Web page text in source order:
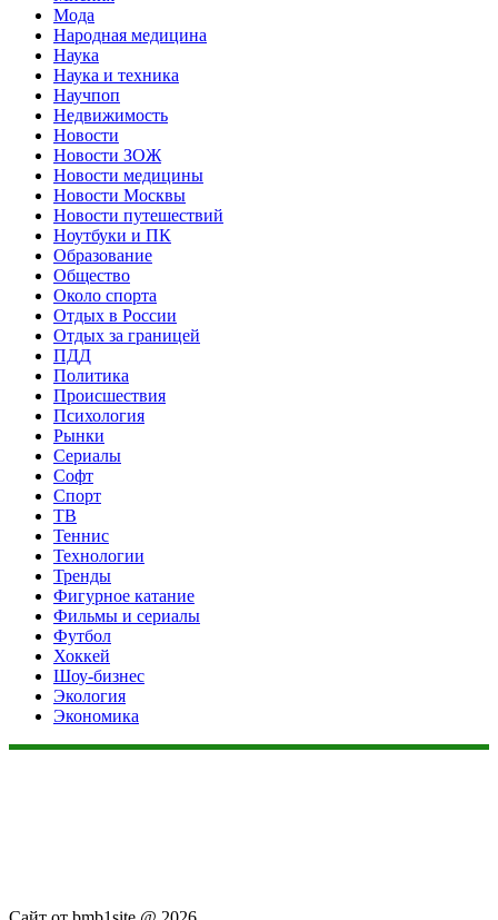
Мода
Народная медицина
Наука
Наука и техника
Научпоп
Недвижимость
Новости
Новости ЗОЖ
Новости медицины
Новости Москвы
Новости путешествий
Ноутбуки и ПК
Образование
Общество
Около спорта
Отдых в России
Отдых за границей
ПДД
Политика
Происшествия
Психология
Рынки
Сериалы
Софт
Спорт
ТВ
Теннис
Технологии
Тренды
Фигурное катание
Фильмы и сериалы
Футбол
Хоккей
Шоу-бизнес
Экология
Экономика